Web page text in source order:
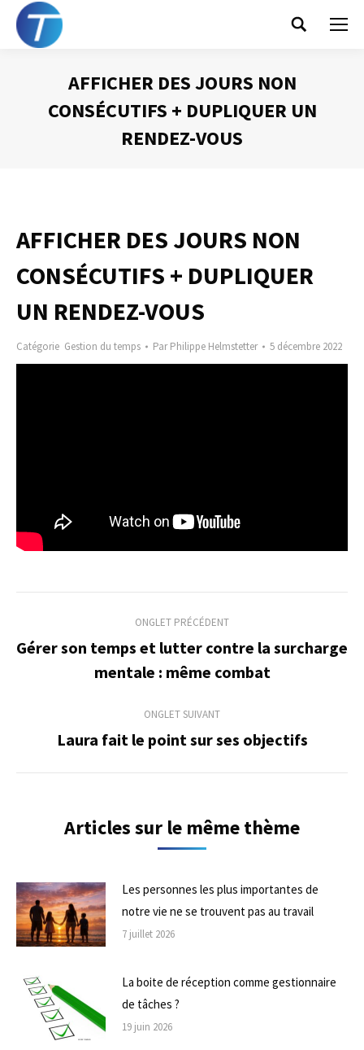
Search:
AFFICHER DES JOURS NON
CONSÉCUTIFS + DUPLIQUER UN
RENDEZ-VOUS
AFFICHER DES JOURS NON
CONSÉCUTIFS + DUPLIQUER
UN RENDEZ-VOUS
Catégorie Gestion du temps ParPhilippe Helmstetter 5 décembre 2022
de
commentaire
ONGLET PRÉCÉDENT
Onglet
précédent
Gérer son temps et lutter contre la surcharge
mentale : même combat
ONGLET SUIVANT
Onglet
Laura fait le point sur ses objectifs
Articles sur le même thème
Les personnes les plus importantes de
notre vie ne se trouvent pas au travail
7 juillet 2026
La boite de réception comme gestionnaire
de tâches ?
19 juin 2026